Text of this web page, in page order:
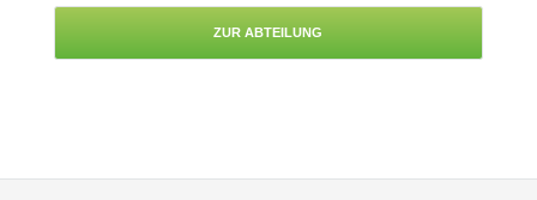
ZUR ABTEILUNG